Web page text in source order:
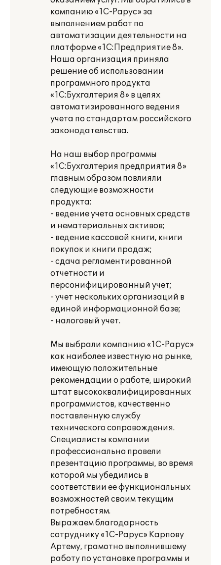
компанию «1С-Рарус» за
выполнением работ по
автоматизации деятельности на
платформе «1С:Предприятие 8».
Наша организация приняла
решение об использовании
программного продукта
«1С:Бухгалтерия 8» в целях
автоматизированного ведения
учета по стандартам российского
законодательства.
На наш выбор программы
«1С:Бухгалтерия предприятия 8»
главным образом повлияли
следующие возможности
продукта:
- ведение учета основных средств
и нематериальных активов;
- ведение кассовой книги, книги
покупок и книги продаж;
- сдача регламентированной
отчетности и
персонифицированный учет;
- учет нескольких организаций в
единой информационной базе;
- налоговый учет.
Мы выбрали компанию «1С-Рарус»
как наиболее известную на рынке,
имеющую положительные
рекомендации о работе, широкий
штат высококвалифицированных
программистов, качественно
поставленную службу
технического сопровождения.
Специалисты компании
профессионально провели
презентацию программы, во время
которой мы убедились в
соответствии ее функциональных
возможностей своим текущим
потребностям.
Выражаем благодарность
сотруднику «1С-Рарус» Карпову
Артему, грамотно выполнившему
работу по установке программы и